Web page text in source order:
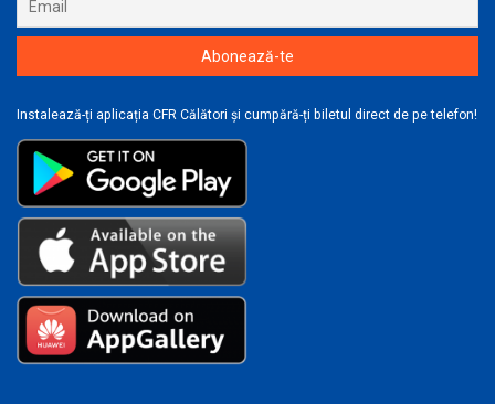
Instalează-ți aplicația CFR Călători și cumpără-ți biletul direct de pe telefon!